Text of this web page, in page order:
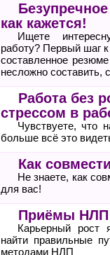
как кажется!
Ищете
работу? Первый шаг
составленное
несложно составить,
Работа без
стрессом в
Чувствуете, что
больше всё это
Как
Не знаете, как
для вас!
Приёмы НЛП
Карьерный рост
найти правильные
методами НЛП